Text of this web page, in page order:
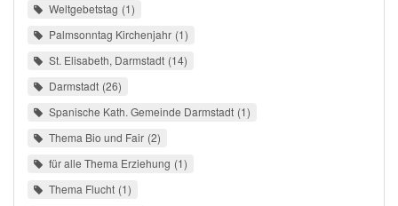
Weltgebetstag 1
Palmsonntag Kirchenjahr 1
St. Elisabeth, Darmstadt 14
Darmstadt 26
Spanische Kath. Gemeinde Darmstadt 1
Thema Bio und Fair 2
für alle Thema Erziehung 1
Thema Flucht 1